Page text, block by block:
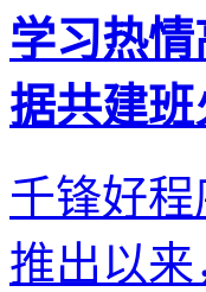
学习热
据共建
千锋好
推出以